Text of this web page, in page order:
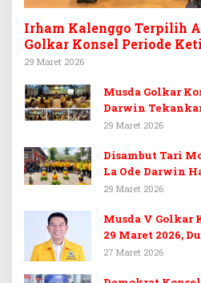
Irham Kalenggo Terpilih
Golkar Konsel Periode
29 Maret 2026
Musda Golkar
Darwin
Target 14 Kursi
29 Maret 2026
Disambut Tari
La Ode Darwin
Golkar Konsel
29 Maret 2026
Musda V Golkar
29 Maret 2026,
untuk Irham
27 Maret 2026